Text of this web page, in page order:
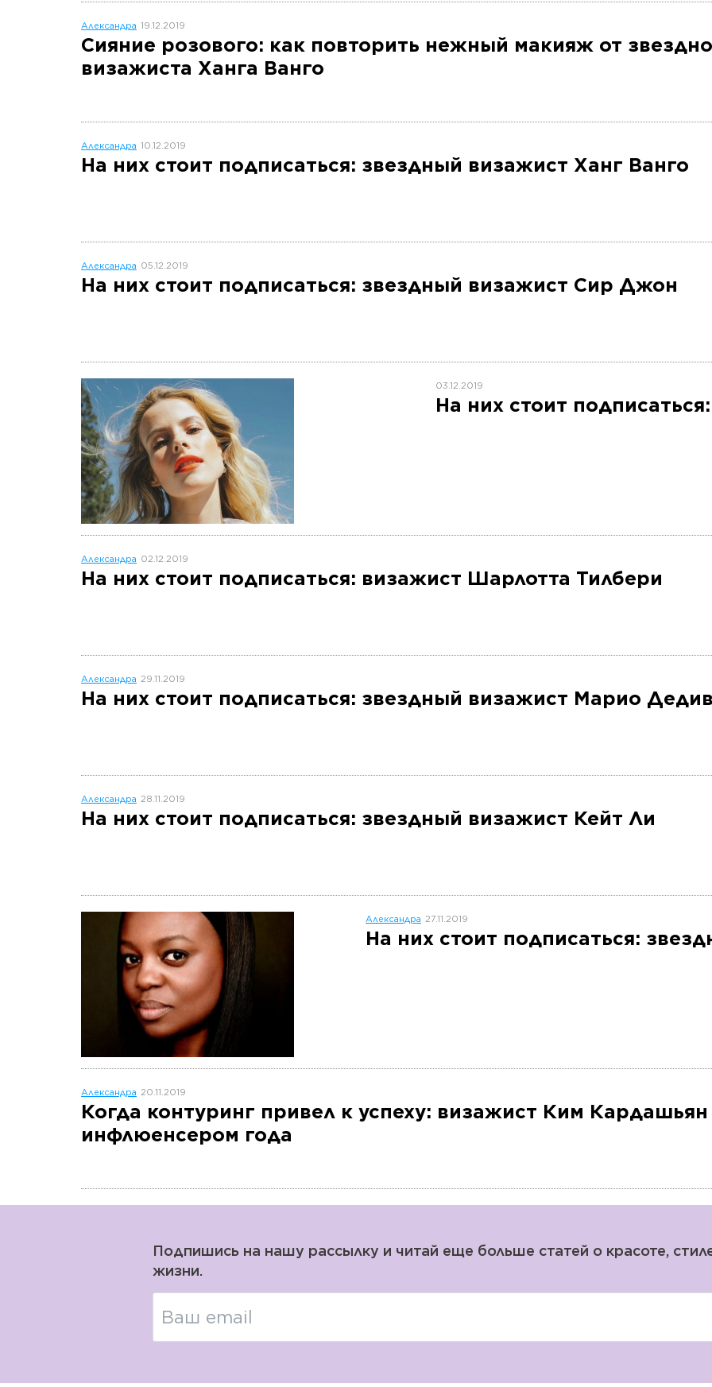
Александра 19.12.2019
Сияние розового: как повторить нежный макияж от
визажиста Ханга Ванго
Александра 10.12.2019
На них стоит подписаться: звездный визажист Ханг Ванго
Александра 05.12.2019
На них стоит подписаться: звездный визажист Сир Джон
03.12.2019
На них стоит
Александра 02.12.2019
На них стоит подписаться: визажист Шарлотта Тилбери
Александра 29.11.2019
На них стоит подписаться: звездный визажист Марио
Александра 28.11.2019
На них стоит подписаться: звездный визажист Кейт Ли
Александра 27.11.2019
На них стоит подписаться:
Александра 20.11.2019
Когда контуринг привел к успеху: визажист Ким Кардашьян
инфлюенсером года
Подпишись на нашу рассылку и читай еще больше статей о красоте,
жизни.